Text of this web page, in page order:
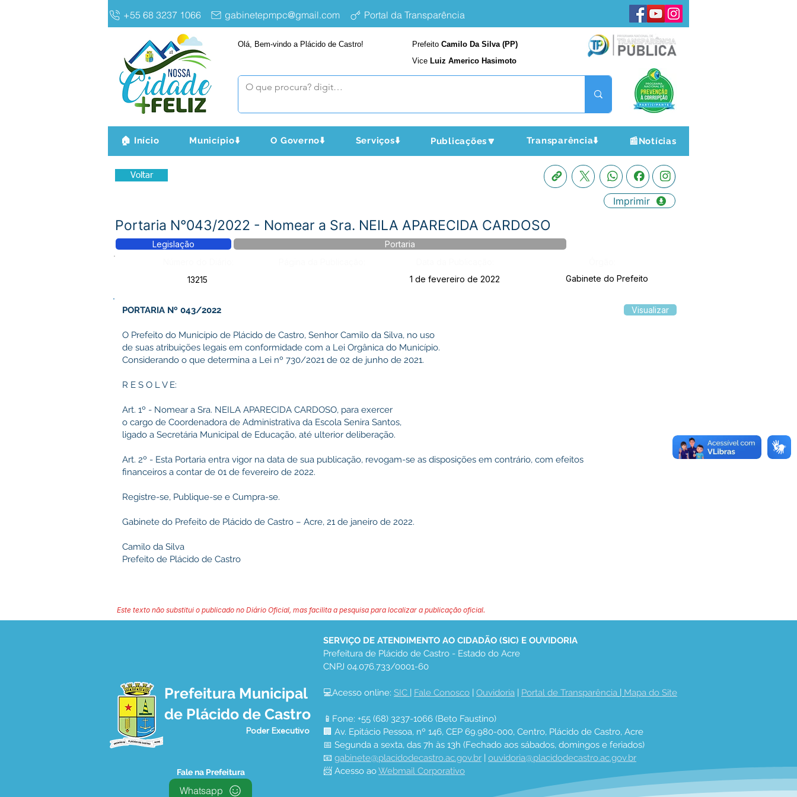
+55 68 3237 1066 gabinetepmpc@gmail.com Portal da Transparência
Olá, Bem-vindo a Plácido de Castro! Prefeito Camilo Da Silva (PP)
Vice Luiz Americo Hasimoto
🏠 Início Município⬇️ O Governo⬇️ Serviços⬇️ Publicações🔽 Transparência⬇️ 📰Notícias
Voltar
Imprimir
Portaria N°043/2022 - Nomear a Sra. NEILA APARECIDA CARDOSO
Legislação
Portaria
13215
1 de fevereiro de 2022 Gabinete do Prefeito
PORTARIA Nº 043/2022
O Prefeito do Município de Plácido de Castro, Senhor Camilo da Silva, no uso
de suas atribuições legais em conformidade com a Lei Orgânica do Município.
Considerando o que determina a Lei nº 730/2021 de 02 de junho de 2021.
R E S O L V E:
Art. 1º - Nomear a Sra. NEILA APARECIDA CARDOSO, para exercer
o cargo de Coordenadora de Administrativa da Escola Senira Santos,
ligado a Secretária Municipal de Educação, até ulterior deliberação.
Art. 2º - Esta Portaria entra vigor na data de sua publicação, revogam-se as disposições em contrário, com efeitos
financeiros a contar de 01 de fevereiro de 2022.
Registre-se, Publique-se e Cumpra-se.
Gabinete do Prefeito de Plácido de Castro – Acre, 21 de janeiro de 2022.
Camilo da Silva
Prefeito de Plácido de Castro
Visualizar
Este texto não substitui o publicado no Diário Oficial, mas facilita a pesquisa para localizar a publicação oficial.
Prefeitura Municipal
de Plácido de Castro
Poder Executivo
Fale na Prefeitura
Whatsapp
SERVIÇO DE ATENDIMENTO AO CIDADÃO (SIC) E OUVIDORIA
Prefeitura de Plácido de Castro - Estado do Acre
CNPJ 04.076.733/0001-60
💻Acesso online: SIC | Fale Conosco | Ouvidoria | Portal de Transparência | Mapa do Site
📱Fone: +55 (68) 3237-1066 (Beto Faustino)
🏢 Av. Epitácio Pessoa, nº 146, CEP 69.980-000, Centro, Plácido de Castro, Acre
📅 Segunda a sexta, das 7h às 13h (Fechado aos sábados, domingos e feriados)
📧 gabinete@placidodecastro.ac.gov.br | ouvidoria@placidodecastro.ac.gov.br
📨 Acesso ao Webmail Corporativo